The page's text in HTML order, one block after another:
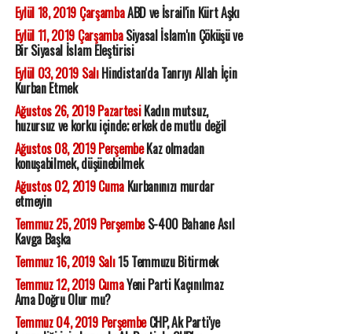
Eylül 18, 2019 ÇarşambaABD ve İsrail'in Kürt Aşkı
Eylül 11, 2019 ÇarşambaSiyasal İslam'ın Çöküşü ve
Bir Siyasal İslam Eleştirisi
Eylül 03, 2019 SalıHindistan'da Tanrıyı Allah İçin
Kurban Etmek
Ağustos 26, 2019 PazartesiKadın mutsuz,
huzursuz ve korku içinde; erkek de mutlu değil
Ağustos 08, 2019 PerşembeKaz olmadan
konuşabilmek, düşünebilmek
Ağustos 02, 2019 CumaKurbanınızı murdar
etmeyin
Temmuz 25, 2019 PerşembeS-400 Bahane Asıl
Kavga Başka
Temmuz 16, 2019 Salı15 Temmuzu Bitirmek
Temmuz 12, 2019 CumaYeni Parti Kaçınılmaz
Ama Doğru Olur mu?
Temmuz 04, 2019 PerşembeCHP, Ak Parti'ye